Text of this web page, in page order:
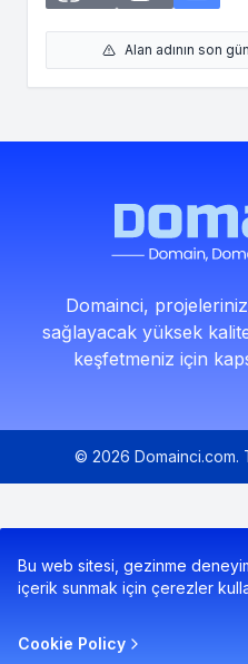
Alan adının son
Domainci,
sağlayacak yüksek
keşfetmeniz için
© 2026 Domainci.com.
Bu web sitesi, gezinme
içerik sunmak için çerezler
Cookie Policy